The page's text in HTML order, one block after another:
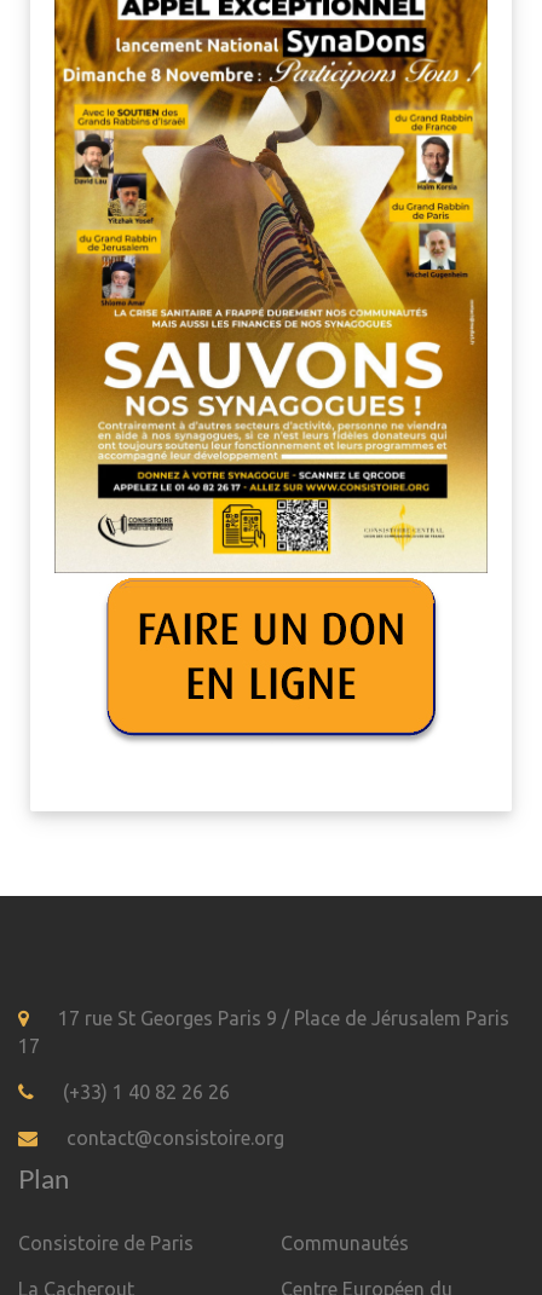
17 rue St Georges Paris 9 / Place de Jérusalem Paris
17
(+33) 1 40 82 26 26
contact@consistoire.org
Plan
Consistoire de Paris
La Cacherout
Communautés
Centre Européen du